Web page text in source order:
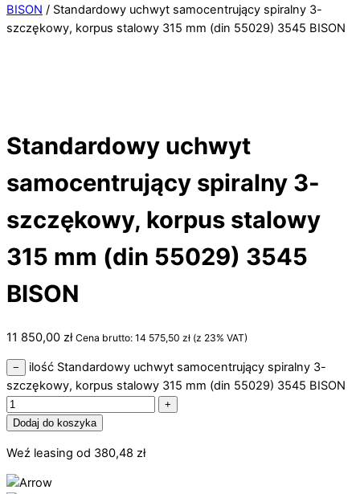
BISON / Standardowy uchwyt samocentrujący spiralny 3-
szczękowy, korpus stalowy 315 mm (din 55029) 3545 BISON
Standardowy uchwyt
samocentrujący spiralny 3-
szczękowy, korpus stalowy
315 mm (din 55029) 3545
BISON
11 850,00 zł Cena brutto: 14 575,50 zł (z 23% VAT)
−
ilość Standardowy uchwyt samocentrujący spiralny 3-
szczękowy, korpus stalowy 315 mm (din 55029) 3545 BISON
+
Dodaj do koszyka
Weź leasing od 380,48 zł